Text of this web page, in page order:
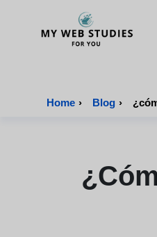
Home › Blog ›